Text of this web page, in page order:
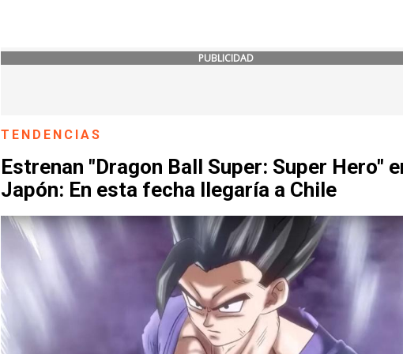
PUBLICIDAD
TENDENCIAS
Estrenan "Dragon Ball Super: Super Hero"
Japón: En esta fecha llegaría a Chile